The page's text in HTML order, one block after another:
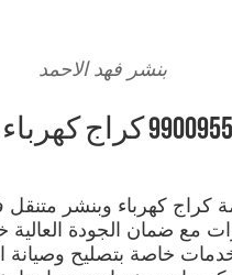
بنشر فهد الاحمد
بنشر فهد الاحمد
كراج كهرباء وبنشر متنقل
مع ضمان الجودة
خاصة بتصليح وصيانة